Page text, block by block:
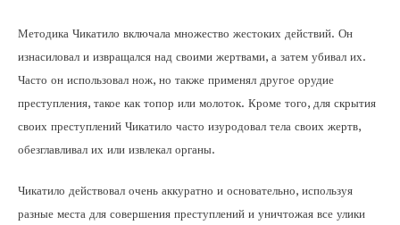
Методика Чикатило включала множество жестоких действий. Он
изнасиловал и извращался над своими жертвами, а затем убивал их.
Часто он использовал нож, но также применял другое орудие
преступления, такое как топор или молоток. Кроме того, для скрытия
своих преступлений Чикатило часто изуродовал тела своих жертв,
обезглавливал их или извлекал органы.
Чикатило действовал очень аккуратно и основательно, используя
разные места для совершения преступлений и уничтожая все улики